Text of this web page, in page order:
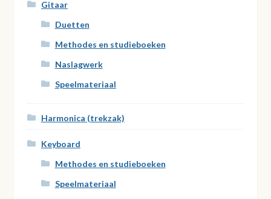
Gitaar
Duetten
Methodes en studieboeken
Naslagwerk
Speelmateriaal
Harmonica (trekzak)
Keyboard
Methodes en studieboeken
Speelmateriaal